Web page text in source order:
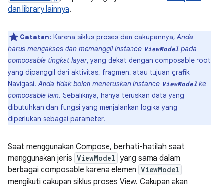
dan library lainnya.
Catatan: Karena siklus proses dan cakupannya,Anda
harus mengakses dan memanggil instance ViewModel pada
composable tingkat layar, yang dekat dengan composable root
yang dipanggil dari aktivitas, fragmen, atau tujuan grafik
Navigasi.Anda tidak boleh meneruskan instance ViewModel ke
composable lain. Sebaliknya, hanya teruskan data yang
dibutuhkan dan fungsi yang menjalankan logika yang
diperlukan sebagai parameter.
Saat menggunakan Compose, berhati-hatilah saat
menggunakan jenis ViewModel yang sama dalam
berbagai composable karena elemen ViewModel
mengikuti cakupan siklus proses View. Cakupan akan